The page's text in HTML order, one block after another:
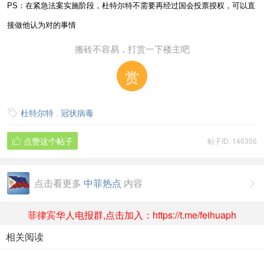
PS：在紧急法案实施阶段，杜特尔特不需要再经过国会投票授权，可以直
接做他认为对的事情
搬砖不容易，打赏一下楼主吧
赏
 杜特尔特 , 冠状病毒
帖子ID: 146356
 点赞这个帖子

点击看更多 中菲热点 内容
菲律宾华人电报群,点击加入：https://t.me/feihuaph
相关阅读